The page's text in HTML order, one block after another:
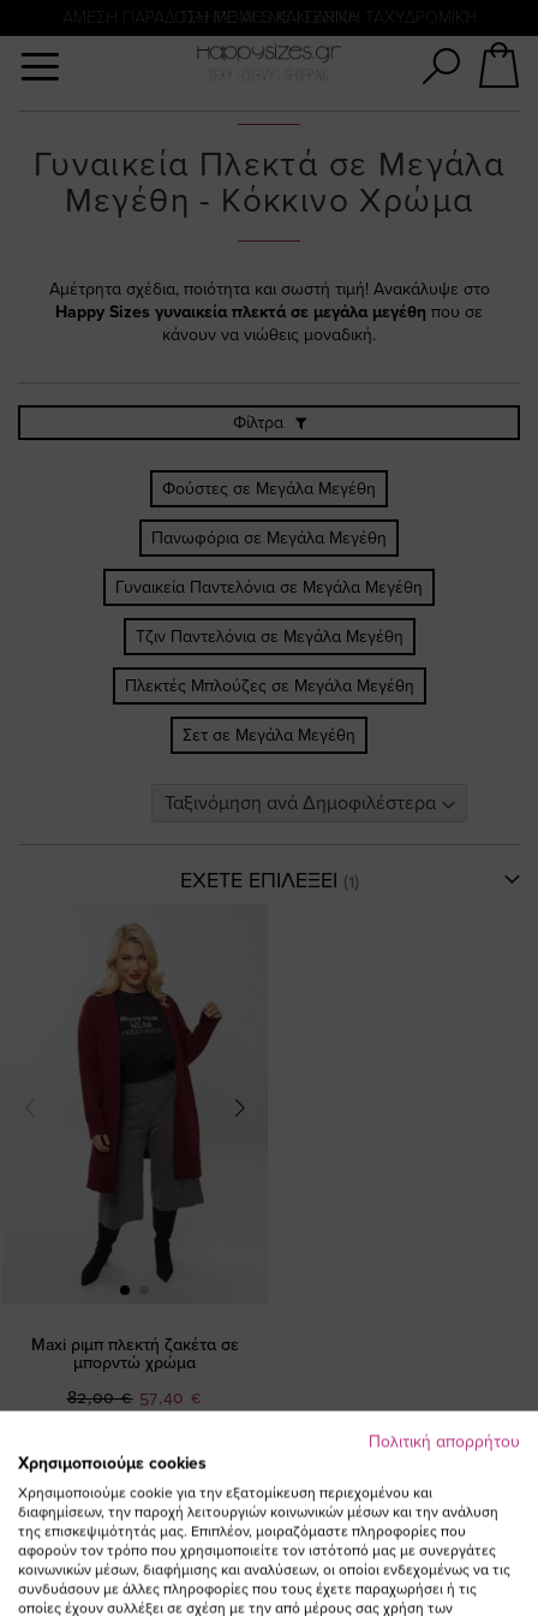
ΠΛΗΡΩΜΗ ΜΕ KLARNA
ΑΜΕΣΗ ΠΑΡΑΔΟΣΗ ΜΕ ACS ΚΑΙ ΓΕΝΙΚΗ ΤΑΧΥΔΡΟΜΙΚΉ
Γυναικεία Πλεκτά σε Μεγάλα
Μεγέθη - Κόκκινο Χρώμα
Αμέτρητα σχέδια, ποιότητα και σωστή τιμή! Ανακάλυψε στο
Happy Sizes γυναικεία πλεκτά σε μεγάλα μεγέθη που σε
κάνουν να νιώθεις μοναδική.
Φίλτρα
Φούστες σε Μεγάλα Μεγέθη
Πανωφόρια σε Μεγάλα Μεγέθη
Γυναικεία Παντελόνια σε Μεγάλα Μεγέθη
Τζιν Παντελόνια σε Μεγάλα Μεγέθη
Πλεκτές Μπλούζες σε Μεγάλα Μεγέθη
Σετ σε Μεγάλα Μεγέθη
ΕΧΕΤΕ ΕΠΙΛΕΞΕΙ
Maxi ριμπ πλεκτή ζακέτα σε
μπορντώ χρώμα
Ειδική
57,40 €
82,00 €
Αναζήτηση
Πολιτική απορρήτου
Χρησιμοποιούμε cookies
Χρησιμοποιούμε cookie για την εξατομίκευση περιεχομένου και
διαφημίσεων, την παροχή λειτουργιών κοινωνικών μέσων και την ανάλυση
της επισκεψιμότητάς μας. Επιπλέον, μοιραζόμαστε πληροφορίες που
αφορούν τον τρόπο που χρησιμοποιείτε τον ιστότοπό μας με συνεργάτες
κοινωνικών μέσων, διαφήμισης και αναλύσεων, οι οποίοι ενδεχομένως να τις
συνδυάσουν με άλλες πληροφορίες που τους έχετε παραχωρήσει ή τις
οποίες έχουν συλλέξει σε σχέση με την από μέρους σας χρήση των